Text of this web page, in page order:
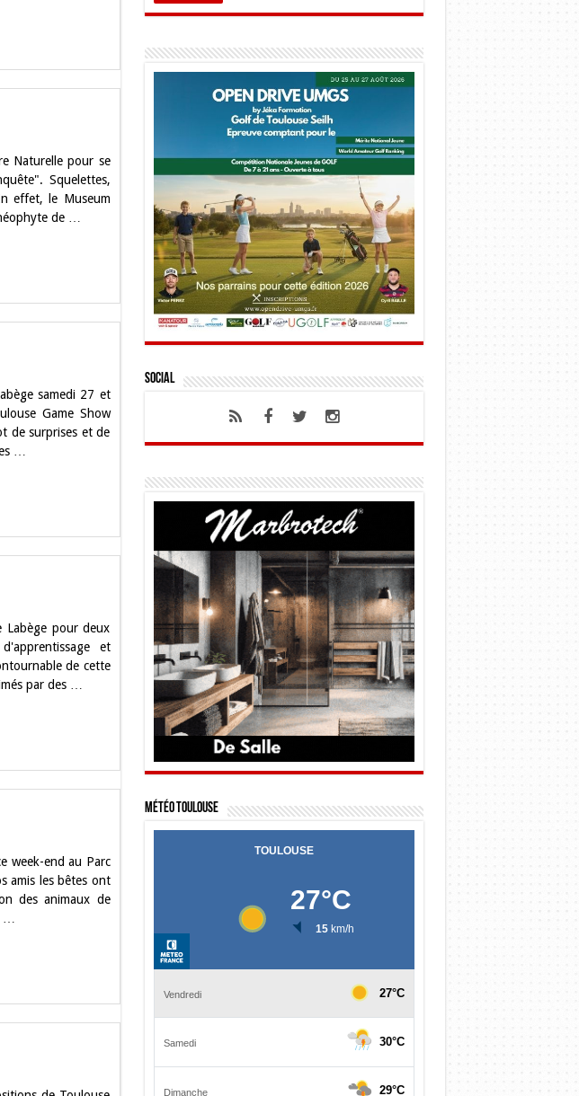
Naturelle pour se
Squelettes,
effet, le Museum
de …
samedi 27 et
Game Show
de surprises et de
…
Labège pour deux
et
de cette
par des …
week-end au Parc
amis les bêtes ont
des animaux de
Social
Météo Toulouse